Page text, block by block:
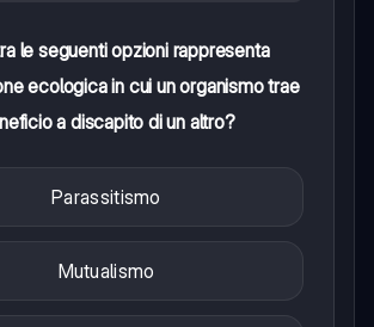
le seguenti opzioni rappresenta
ecologica in cui un organismo trae
a discapito di un altro?
Parassitismo
Mutualismo